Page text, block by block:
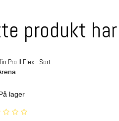
produkt
Pro II Flex - Sort
lager